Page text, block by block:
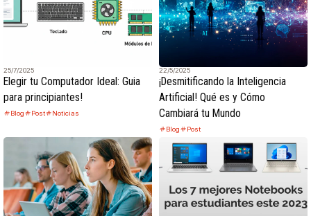
25/7/2025
Elegir tu Computador Ideal: Guia
para principiantes!
Blog Post Noticias
22/5/2025
¡Desmitificando la Inteligencia
Artificial! Qué es y Cómo
Cambiará tu Mundo
Blog Post